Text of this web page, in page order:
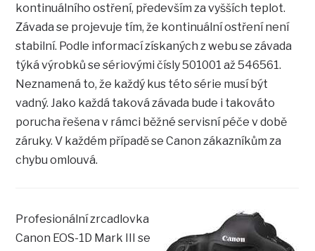
kontinuálního ostření, především za vyšších teplot.
Závada se projevuje tím, že kontinuální ostření není
stabilní. Podle informací získaných z webu se závada
týká výrobků se sériovými čísly 501001 až 546561.
Neznamená to, že každý kus této série musí být
vadný. Jako každá taková závada bude i takováto
porucha řešena v rámci běžné servisní péče v době
záruky. V každém případě se Canon zákazníkům za
chybu omlouvá.
Profesionální zrcadlovka
Canon EOS-1D Mark III se